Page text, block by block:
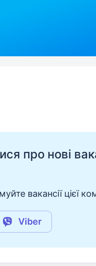
про нові
вакансії цієї
Viber